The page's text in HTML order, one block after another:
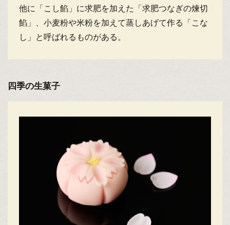
他に「こし餡」に求肥を加えた「求肥つなぎの煉切
餡」、小麦粉や米粉を加えて蒸しあげて作る「こな
し」と呼ばれるものがある。
四季の生菓子